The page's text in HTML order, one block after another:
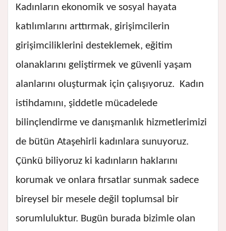
Kadınların ekonomik ve sosyal hayata
katılımlarını arttırmak, girişimcilerin
girişimciliklerini desteklemek, eğitim
olanaklarını geliştirmek ve güvenli yaşam
alanlarını oluşturmak için çalışıyoruz. Kadın
istihdamını, şiddetle mücadelede
bilinçlendirme ve danışmanlık hizmetlerimizi
de bütün Ataşehirli kadınlara sunuyoruz.
Çünkü biliyoruz ki kadınların haklarını
korumak ve onlara fırsatlar sunmak sadece
bireysel bir mesele değil toplumsal bir
sorumluluktur. Bugün burada bizimle olan